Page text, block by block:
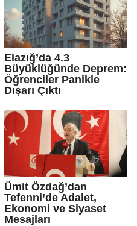
Elazığ’da 4.3
Büyüklüğünde Deprem:
Öğrenciler Panikle
Dışarı Çıktı
Ümit Özdağ’dan
Tefenni’de Adalet,
Ekonomi ve Siyaset
Mesajları